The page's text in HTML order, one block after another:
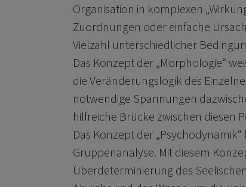
Organisation in komplexen
Zuordnungen oder einfache
Vielzahl unterschiedlicher
Das Konzept der „Morphologie“
die Veränderungslogik des
notwendige Spannungen
hilfreiche Brücke zwischen diesen
Das Konzept der
Gruppenanalyse. Mit diesem
Überdeterminierung des